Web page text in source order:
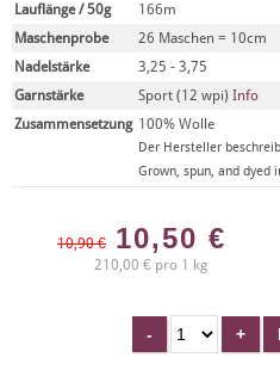
Lauflänge / 50g
166m
Maschenprobe
26 Maschen = 10cm
Nadelstärke
3,25 - 3,75
Garnstärke
Sport (12 wpi) Info
Zusammensetzung 100% Wolle
Der Hersteller
Grown, spun, and dyed
10,90 € 10,50 €
210,00 € pro 1 kg